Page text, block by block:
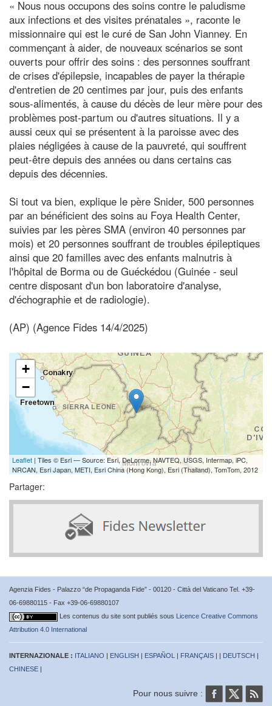
« Nous nous occupons des soins contre le paludisme
aux infections et des visites prénatales », raconte le
missionnaire qui est le curé de San John Vianney. En
commençant à aider, de nouveaux scénarios se sont
ouverts pour offrir des soins : des personnes souffrant
de crises d'épilepsie, incapables de payer la thérapie
d'entretien de 20 centimes par jour, puis des enfants
sous-alimentés, à cause du décès de leur mère pour des
problèmes post-partum ou d'autres situations. Il y a
aussi ceux qui se présentent à la paroisse avec des
plaies négligées à cause de la pauvreté, qui souffrent
peut-être depuis des années ou dans certains cas
depuis des décennies.
Si tout va bien, explique le père Snider, 500 personnes
par an bénéficient des soins au Foya Health Center,
suivies par les pères SMA (environ 40 personnes par
mois) et 20 personnes souffrant de troubles épileptiques
ainsi que 20 familles avec des enfants malnutris à
l'hôpital de Borma ou de Guéckédou (Guinée - seul
centre disposant d'un bon laboratoire d'analyse,
d'échographie et de radiologie).
(AP) (Agence Fides 14/4/2025)
+
−
Leaflet | Tiles © Esri — Source: Esri, DeLorme, NAVTEQ, USGS, Intermap, iPC,
NRCAN, Esri Japan, METI, Esri China (Hong Kong), Esri (Thailand), TomTom, 2012
Partager:
Agenzia Fides - Palazzo “de Propaganda Fide” - 00120 - Città del Vaticano Tel. +39-
06-69880115 - Fax +39-06-69880107
Les contenus du site sont publiés sous Licence Creative Commons
Attribution 4.0 International
INTERNAZIONALE : ITALIANO | ENGLISH | ESPAÑOL | FRANÇAIS | | DEUTSCH |
CHINESE |
Pour nous suivre :